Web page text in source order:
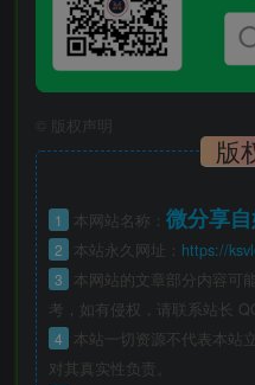
版权声明
版
1 本网站名称： 微分享
2 本站永久网址： https://
3
本网站的文章部分内容可
考，如有侵权，请联系站长
4
本站一切资源不代表本站
对其真实性负责。